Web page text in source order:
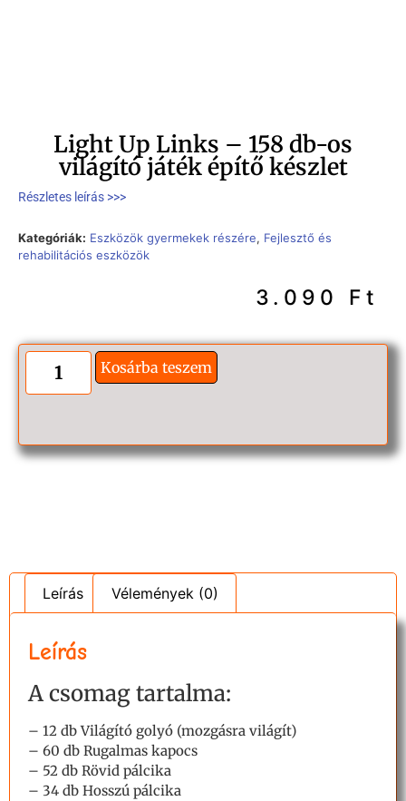
Light Up Links – 158 db-os
világító játék építő készlet
Részletes leírás >>>
Kategóriák: Eszközök gyermekek részére, Fejlesztő és
rehabilitációs eszközök
3.090 Ft
Kosárba teszem
Leírás Vélemények (0)
Leírás
A csomag tartalma:
– 12 db Világító golyó (mozgásra világít)
– 60 db Rugalmas kapocs
– 52 db Rövid pálcika
– 34 db Hosszú pálcika